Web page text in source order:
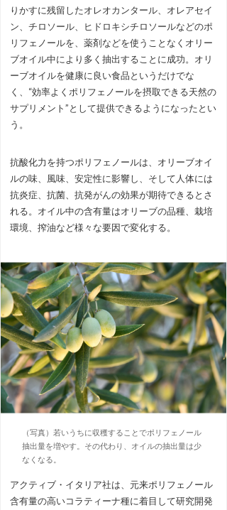
りかすに残留したオレオカンタール、オレアセイ
ン、チロソール、ヒドロキシチロソールなどのポ
リフェノールを、薬剤などを使うことなくオリー
ブオイル中により多く抽出することに成功。オリ
ーブオイルを健康に良い食品というだけでな
く、“効率よくポリフェノールを摂取できる天然の
サプリメント”として提供できるようになったとい
う。
抗酸化力を持つポリフェノールは、オリーブオイ
ルの味、風味、安定性に影響し、そして人体には
抗炎症、抗菌、抗発がんの効果が期待できるとさ
れる。オイル中の含有量はオリーブの品種、栽培
環境、搾油など様々な要因で変化する。
（写真）若いうちに収穫することでポリフェノール
抽出量を増やす。その代わり、オイルの抽出量は少
なくなる。
アクティブ・イタリア社は、元来ポリフェノール
含有量の高いコラティーナ種に着目して研究開発